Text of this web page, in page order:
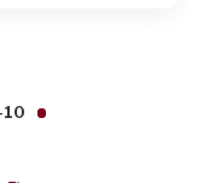
10